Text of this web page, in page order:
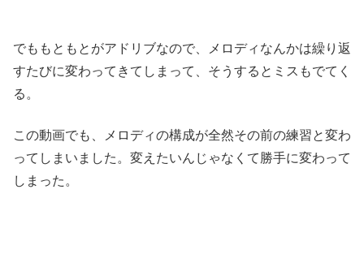
でももともとがアドリブなので、メロディなんかは繰り返
すたびに変わってきてしまって、そうするとミスもでてく
る。
この動画でも、メロディの構成が全然その前の練習と変わ
ってしまいました。変えたいんじゃなくて勝手に変わって
しまった。